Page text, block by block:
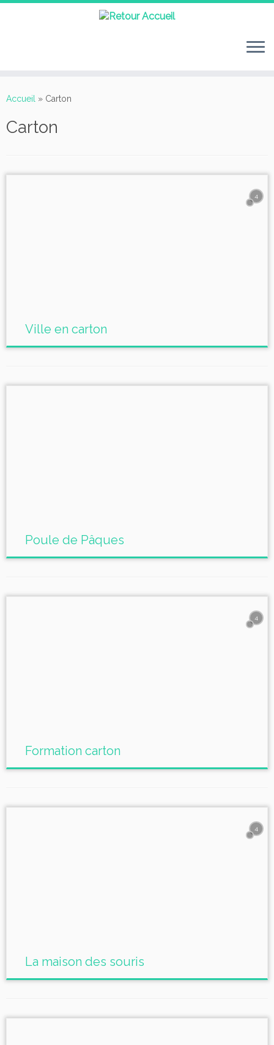
auAccueil » Carton
Carton
4
Ville en carton
Poule de Pâques
4
Formation carton
4
La maison des souris